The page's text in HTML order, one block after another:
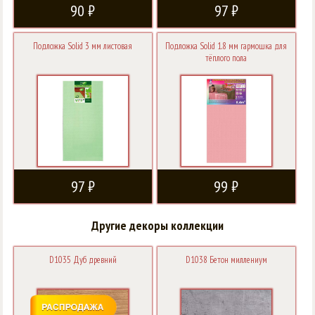
90 ₽ 97 ₽
Подложка Solid 3 мм листовая
97 ₽
Подложка Solid 1.8 мм гармошка для
тёплого пола
99 ₽
Другие декоры коллекции
D1035 Дуб древний D1038 Бетон миллениум